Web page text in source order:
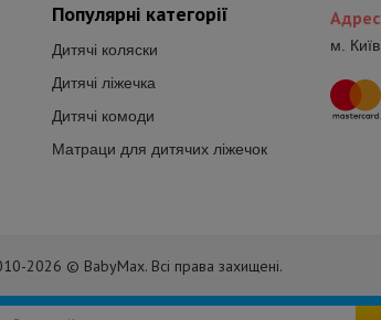
Популярні категорії
Дитячі коляски
Дитячі ліжечка
Дитячі комоди
Матраци для дитячих ліжечок
м.
2026 © BabyMax. Всі права захищені.